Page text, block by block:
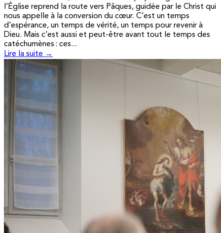
l’Église reprend la route vers Pâques, guidée par le Christ qui
nous appelle à la conversion du cœur. C’est un temps
d’espérance, un temps de vérité, un temps pour revenir à
Dieu. Mais c’est aussi et peut-être avant tout le temps des
catéchumènes : ces...
Lire la suite →